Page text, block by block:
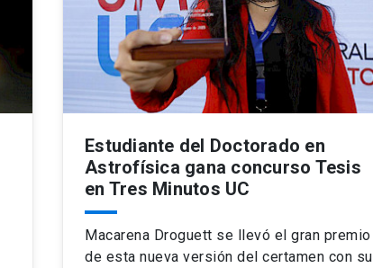
Estudiante del Doctorado en
Astrofísica gana concurso Tesis
en Tres Minutos UC
Macarena Droguett se llevó el gran premio
de esta nueva versión del certamen con su